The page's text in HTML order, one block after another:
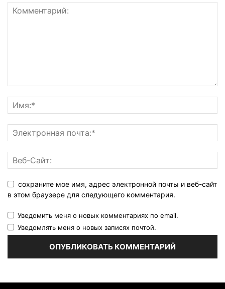
сохраните мое имя, адрес электронной почты и веб-сайт
в этом браузере для следующего комментария.
Уведомить меня о новых комментариях по email.
Уведомлять меня о новых записях почтой.